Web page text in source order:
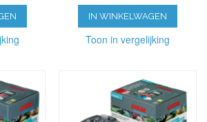
IN WINKELWAGEN
Toon in vergelijking